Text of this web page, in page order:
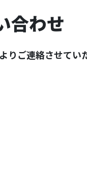
合わせ
ご連絡させてい